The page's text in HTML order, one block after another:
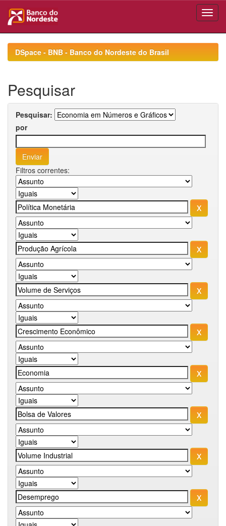
navigationDSpace - BNB - Banco do Nordeste do Brasil
Pesquisar
Pesquisar:
por
Filtros correntes: